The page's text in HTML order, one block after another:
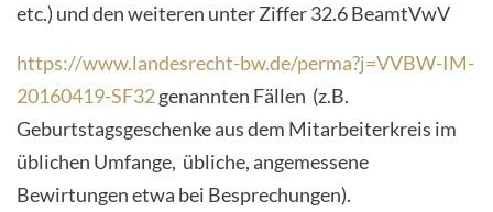
etc.) und den weiteren unter Ziffer 32.6 BeamtVwV
https://www.landesrecht-bw.de/perma?j=VVBW-IM-
20160419-SF32genannten Fällen (z.B.
Geburtstagsgeschenke aus dem Mitarbeiterkreis im
üblichen Umfange, übliche, angemessene
Bewirtungen etwa bei Besprechungen).